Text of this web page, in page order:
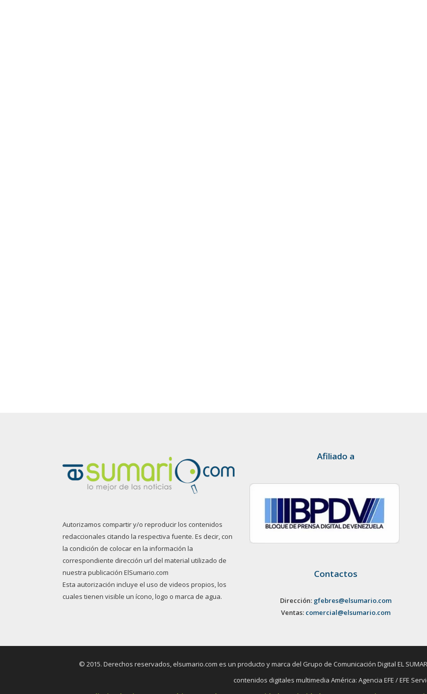
Autorizamos compartir y/o reproducir los contenidos
redaccionales citando la respectiva fuente. Es decir, con
la condición de colocar en la información la
correspondiente dirección url del material utilizado de
nuestra publicación ElSumario.com
Esta autorización incluye el uso de videos propios, los
cuales tienen visible un ícono, logo o marca de agua.
Afiliado a
Contactos
Dirección: gfebres@elsumario.com
Ventas: comercial@elsumario.com
© 2015. Derechos reservados, elsumario.com es un producto y marca del Grupo de Comunicación Digital EL
contenidos digitales multimedia América: Agencia EFE / EFE